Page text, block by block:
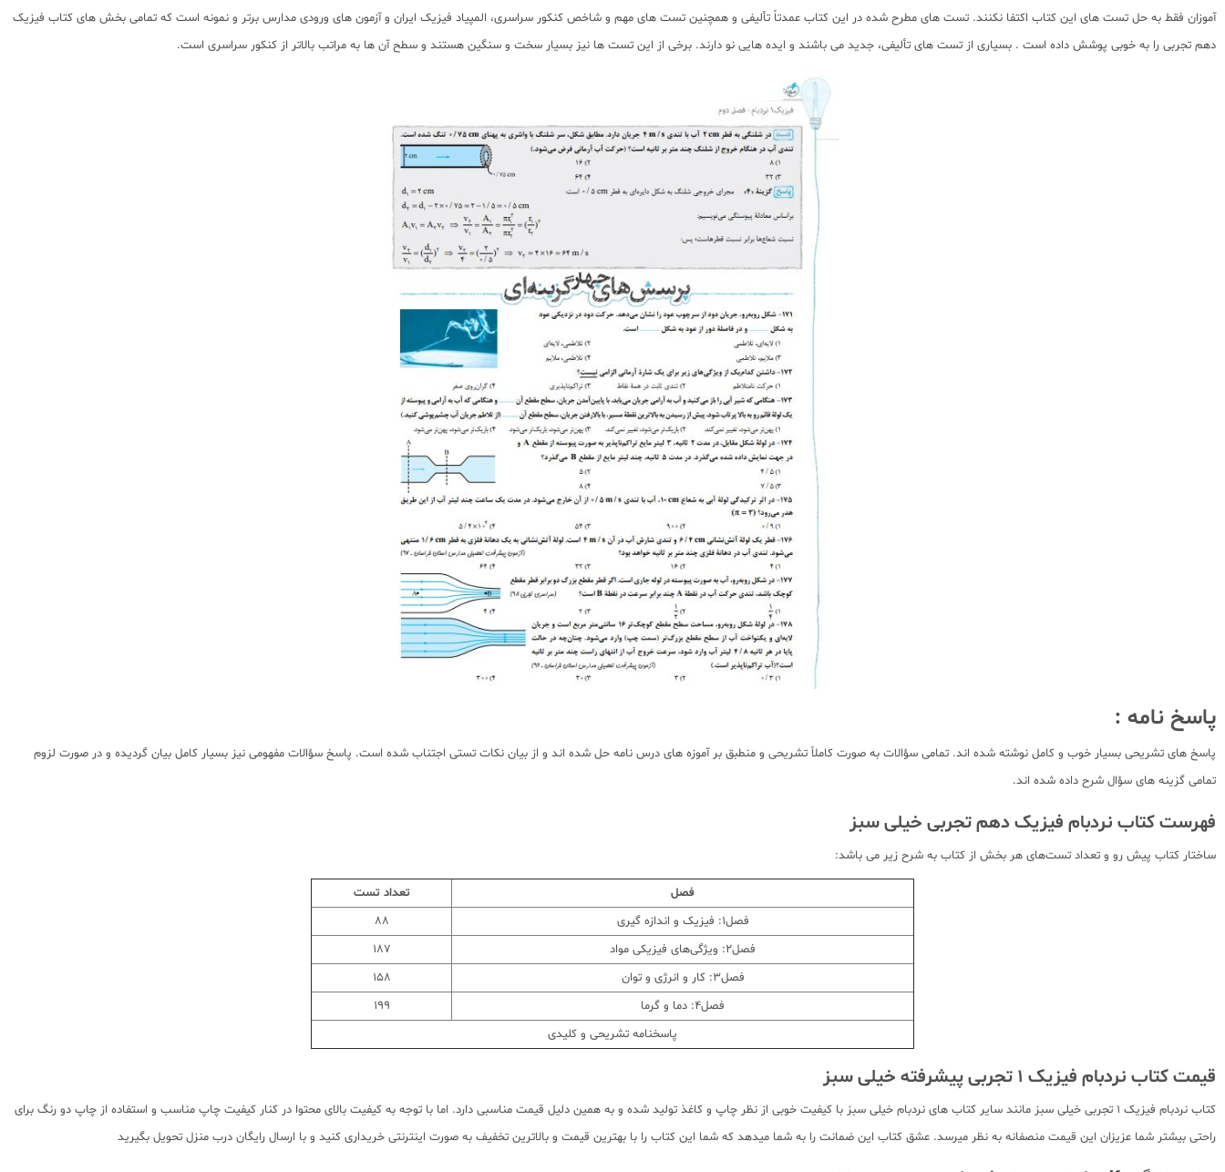
آموزان فقط به حل تست های این کتاب اکتفا نکنند. تست های مطرح شده در این کتاب عمدتاً تألیفی و همچنین تست های مهم و شاخص کنکور سراسری، المپیاد فیزیک ایران و آزمون های ورودی مدارس برتر و نمونه است که تمامی بخش های کتاب فیزیک
دهم تجربی را به خوبی پوشش داده است . بسیاری از تست های تألیفی، جدید می باشند و ایده هایی نو دارند. برخی از این تست ها نیز بسیار سخت و سنگین هستند و سطح آن ها به مراتب بالاتر از کنکور سراسری است.
پاسخ نامه :
پاسخ های تشریحی بسیار خوب و کامل نوشته شده اند. تمامی سؤالات به صورت کاملاً تشریحی و منطبق بر آموزه های درس نامه حل شده اند و از بیان نکات تستی اجتناب شده است. پاسخ سؤالات مفهومی نیز بسیار کامل بیان گردیده و در صورت لزوم
تمامی گزینه های سؤال شرح داده شده اند.
فهرست کتاب نردبام فیزیک دهم تجربی خیلی سبز
ساختار کتاب پیش رو و تعداد تست‌های هر بخش از کتاب به شرح زیر می باشد:
فصل
تعداد تست
فصل1: فیزیک و اندازه گیری
88
فصل2: ویژگی‌های فیزیکی مواد
187
فصل3: کار و انرژی و توان
158
فصل4: دما و گرما
199
پاسخنامه تشریحی و کلیدی
قیمت کتاب نردبام فیزیک 1 تجربی پیشرفته خیلی سبز
کتاب نردبام فیزیک 1 تجربی خیلی سبز مانند سایر کتاب های نردبام خیلی سبز با کیفیت خوبی از نظر چاپ و کاغذ تولید شده و به همین دلیل قیمت مناسبی دارد. اما با توجه به کیفیت بالای محتوا در کنار کیفیت چاپ مناسب و استفاده از چاپ دو رنگ برای
راحتی بیشتر شما عزیزان این قیمت منصفانه به نظر میرسد. عشق کتاب این ضمانت را به شما میدهد که شما این کتاب را با بهترین قیمت و بالاترین تخفیف به صورت اینترنتی خریداری کنید و با ارسال رایگان درب منزل تحویل بگیرید